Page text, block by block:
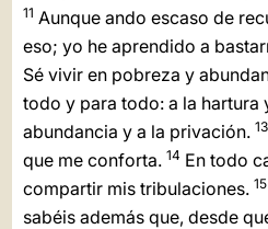
11 Aunque ando escaso de
eso; yo he aprendido a
Sé vivir en pobreza y
todo y para todo: a la hartura
abundancia y a la privación. 13
que me conforta. 14 En todo
compartir mis tribulaciones. 15
sabéis además que, desde